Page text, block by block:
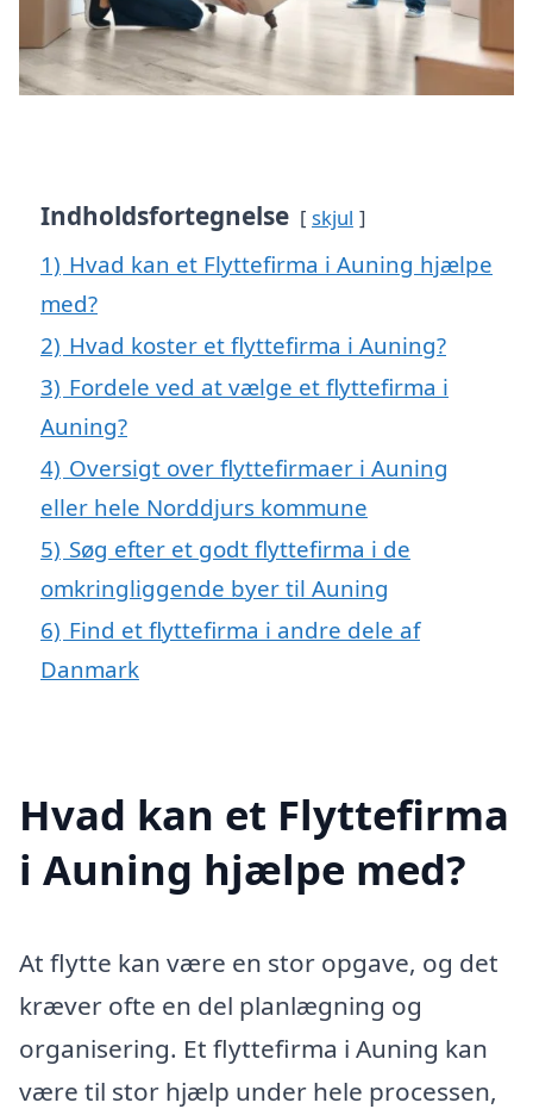
Indholdsfortegnelse skjul
1) Hvad kan et Flyttefirma i Auning hjælpe
med?
2) Hvad koster et flyttefirma i Auning?
3) Fordele ved at vælge et flyttefirma i
Auning?
4) Oversigt over flyttefirmaer i Auning
eller hele Norddjurs kommune
5) Søg efter et godt flyttefirma i de
omkringliggende byer til Auning
6) Find et flyttefirma i andre dele af
Danmark
Hvad kan et Flyttefirma
i Auning hjælpe med?
At flytte kan være en stor opgave, og det
kræver ofte en del planlægning og
organisering. Et flyttefirma i Auning kan
være til stor hjælp under hele processen,